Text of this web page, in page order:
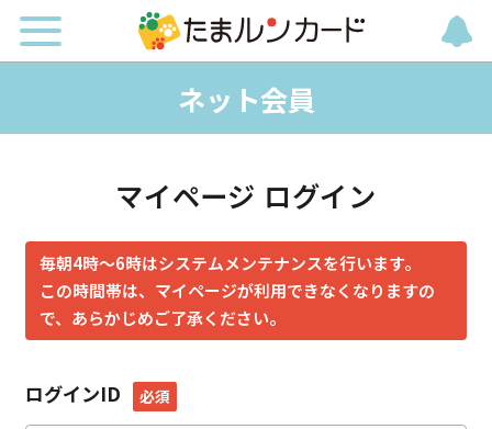
ネット会員
マイページ ログイン
毎朝4時～6時はシステムメンテナンスを行います。
この時間帯は、マイページが利用できなくなりますの
で、あらかじめご了承ください。
ログインID 必須